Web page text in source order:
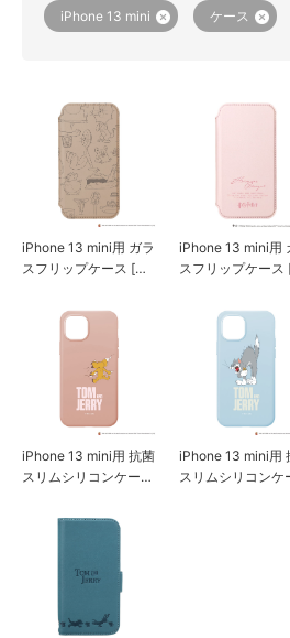
機種で検索する場合は、
『絞り込み
iPhone 13 mini ケース
iPhone 13 mini用 ガラ
スフリップケース [ト
iPhone 13 mini用
スフリップケース
iPhone 13 mini用 抗菌
スリムシリコンケース
iPhone 13 mini用
スリムシリコンケ